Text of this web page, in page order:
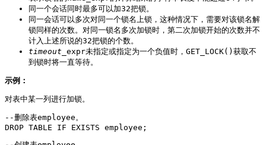
同一个会话同时最多可以加32把锁。
同一会话可以多次对同一个锁名上锁，这种情况下，需要对该锁名解
锁同样的次数。对同一锁名多次加锁时，第二次加锁开始的次数并不
计入上述所说的32把锁的个数。
timeout _expr未指定或指定为一个负值时，GET_LOCK()获取不
到锁时将一直等待。
示例：
对表中某一列进行加锁。
--删除表employee。
DROP TABLE IF EXISTS employee;